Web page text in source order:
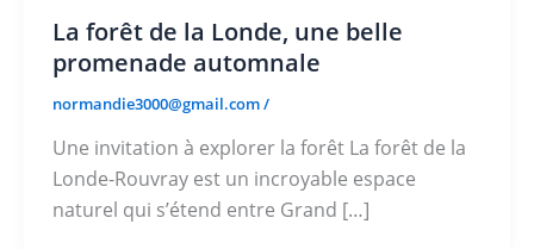
La forêt de la Londe, une belle
promenade automnale
normandie3000@gmail.com/
Une invitation à explorer la forêt La forêt de la
Londe-Rouvray est un incroyable espace
naturel qui s’étend entre Grand […]